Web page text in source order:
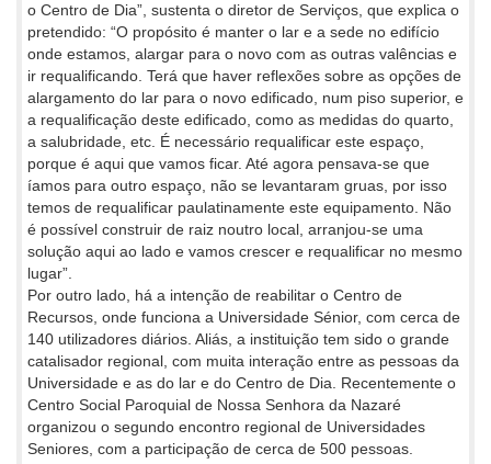
o Centro de Dia”, sustenta o diretor de Serviços, que explica o
pretendido: “O propósito é manter o lar e a sede no edifício
onde estamos, alargar para o novo com as outras valências e
ir requalificando. Terá que haver reflexões sobre as opções de
alargamento do lar para o novo edificado, num piso superior, e
a requalificação deste edificado, como as medidas do quarto,
a salubridade, etc. É necessário requalificar este espaço,
porque é aqui que vamos ficar. Até agora pensava-se que
íamos para outro espaço, não se levantaram gruas, por isso
temos de requalificar paulatinamente este equipamento. Não
é possível construir de raiz noutro local, arranjou-se uma
solução aqui ao lado e vamos crescer e requalificar no mesmo
lugar”.
Por outro lado, há a intenção de reabilitar o Centro de
Recursos, onde funciona a Universidade Sénior, com cerca de
140 utilizadores diários. Aliás, a instituição tem sido o grande
catalisador regional, com muita interação entre as pessoas da
Universidade e as do lar e do Centro de Dia. Recentemente o
Centro Social Paroquial de Nossa Senhora da Nazaré
organizou o segundo encontro regional de Universidades
Seniores, com a participação de cerca de 500 pessoas.